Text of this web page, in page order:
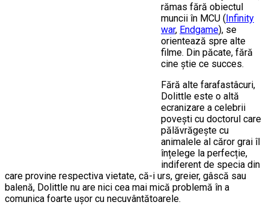
rămas fără obiectuI
muncii în MCU (Infinity
war, Endgame), se
orientează spre alte
filme. Din păcate, fără
cine știe ce succes.
Fără alte farafastâcuri,
Dolittle este o altă
ecranizare a celebrii
povești cu doctorul care
pălăvrăgește cu
animalele al căror grai îl
înțelege la perfecție,
indiferent de specia din
care provine respectiva vietate, că-i urs, greier, gâscă sau
balenă, Dolittle nu are nici cea mai mică problemă în a
comunica foarte ușor cu necuvântătoarele.